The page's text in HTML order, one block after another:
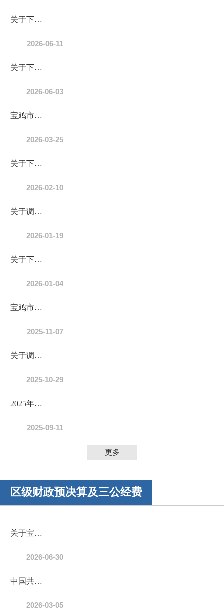
关于下达2026年省级财政常态化帮扶资金的通知
2026-06-11
关于下达区级财政农村公共基础设施管护专项资金的通知
2026-06-03
宝鸡市陈仓区2026年惠民惠农财政补贴资金“一卡通”政策清单公示
2026-03-25
关于下达2026年区级财政常态化帮扶资金的通知
2026-02-10
关于调整下达2026年中央和省级提前批财政衔接推进乡村振兴补助资金...
2026-01-19
关于下达2026年省级财政衔接推进乡村振兴补助资金的通知
2026-01-04
宝鸡市陈仓区2025年学生资助资金纳入财政惠民惠农“一卡通”政策清...
2025-11-07
关于调整下达2025年部分财政衔接推进乡村振兴补助资金的通知
2025-10-29
2025年度宝鸡市陈仓区会计信息质量监督检查公告
2025-09-11
更多
区级财政预决算及三公经费
关于宝鸡市陈仓区2025年财政决算（草案）的报告
2026-06-30
中国共产党宝鸡市陈仓区委员会办公室（汇总）2026年部门预算公开说明
2026-03-05